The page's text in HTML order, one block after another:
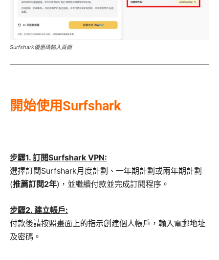
Surfshark優惠碼輸入頁面
開始使用Surfshark
步驟1. 訂閱Surfshark VPN:
選擇訂閱Surfshark月度計劃、一年期計劃或兩年期計劃
(推薦訂閱2年)，並繼續付款並完成訂閱程序。
步驟2. 建立帳戶:
付款後請按照畫面上的指示創建個人帳戶，輸入電郵地址
及密碼。